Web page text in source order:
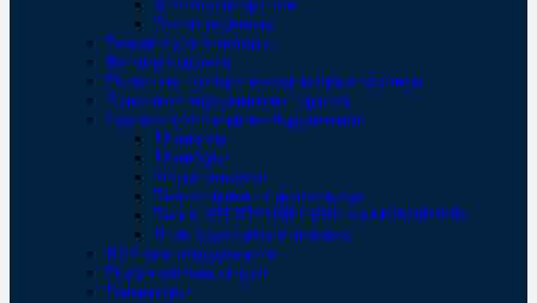
Заливщики трещин
Диски отрезные
Тележки для топпинга
Бетоноукладчики
Пылесосы промышленные и пресепараторы
Двигатели внутреннего сгорания
Садово-строительное оборудование
Мотокосы
Мотобуры
Опрыскиватели
Тачки садово - строительные
Тачки ЭЛЕКТРИЧЕСКИЕ САМОХОДНЫЕ
Колеса для тачек и тележек
Щитовое оборудование
Предоставляем услуги
Генераторы